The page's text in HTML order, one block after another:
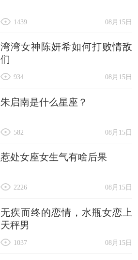
08月15日
1439
湾湾女神陈妍希如何打败情敌
们
08月15日
934
朱启南是什么星座？
08月15日
582
惹处女座女生气有啥后果
08月15日
2226
无疾而终的恋情，水瓶女恋上
天秤男
08月15日
1037